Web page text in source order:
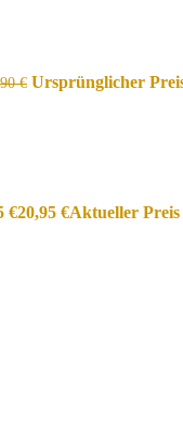
€ Ursprünglicher
€20,95 €Aktueller Preis